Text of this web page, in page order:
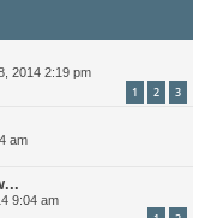
2014 2:19 pm
1 2 3
am
9:04 am